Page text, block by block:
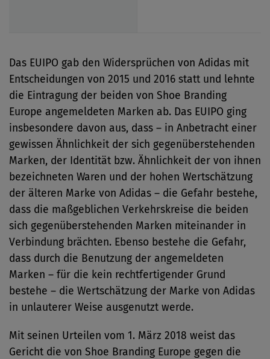
Das EUIPO gab den Widersprüchen von Adidas mit
Entscheidungen von 2015 und 2016 statt und lehnte
die Eintragung der beiden von Shoe Branding
Europe angemeldeten Marken ab. Das EUIPO ging
insbesondere davon aus, dass – in Anbetracht einer
gewissen Ähnlichkeit der sich gegenüberstehenden
Marken, der Identität bzw. Ähnlichkeit der von ihnen
bezeichneten Waren und der hohen Wertschätzung
der älteren Marke von Adidas – die Gefahr bestehe,
dass die maßgeblichen Verkehrskreise die beiden
sich gegenüberstehenden Marken miteinander in
Verbindung brächten. Ebenso bestehe die Gefahr,
dass durch die Benutzung der angemeldeten
Marken – für die kein rechtfertigender Grund
bestehe – die Wertschätzung der Marke von Adidas
in unlauterer Weise ausgenutzt werde.
Mit seinen Urteilen vom 1. März 2018 weist das
Gericht die von Shoe Branding Europe gegen die